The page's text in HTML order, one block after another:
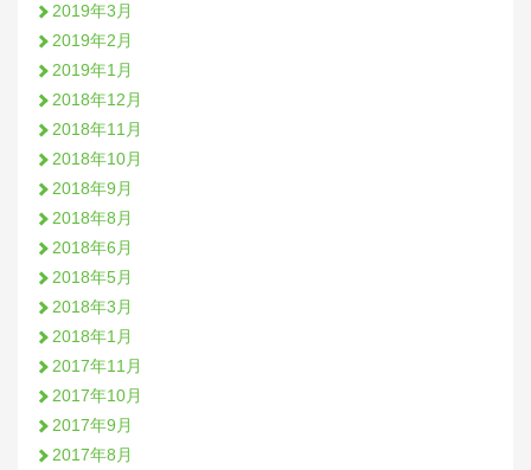
2019年3月
2019年2月
2019年1月
2018年12月
2018年11月
2018年10月
2018年9月
2018年8月
2018年6月
2018年5月
2018年3月
2018年1月
2017年11月
2017年10月
2017年9月
2017年8月